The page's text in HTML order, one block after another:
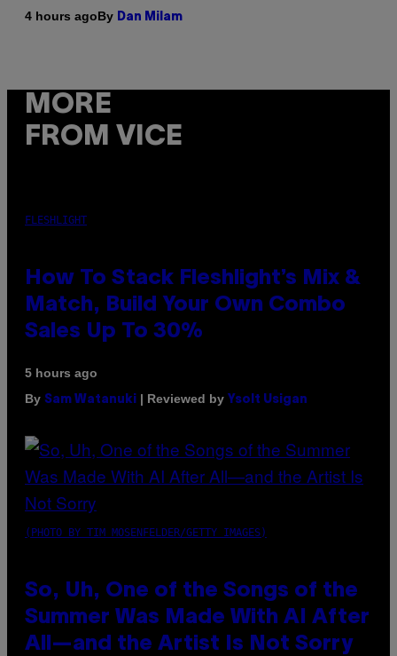
4 hours agoBy Dan Milam
MORE
FROM VICE
FLESHLIGHT
How To Stack Fleshlight’s Mix &
Match, Build Your Own Combo
Sales Up To 30%
5 hours ago
By Sam Watanuki | Reviewed by Ysolt Usigan
(PHOTO BY TIM MOSENFELDER/GETTY IMAGES)
So, Uh, One of the Songs of the
Summer Was Made With AI After
All—and the Artist Is Not Sorry